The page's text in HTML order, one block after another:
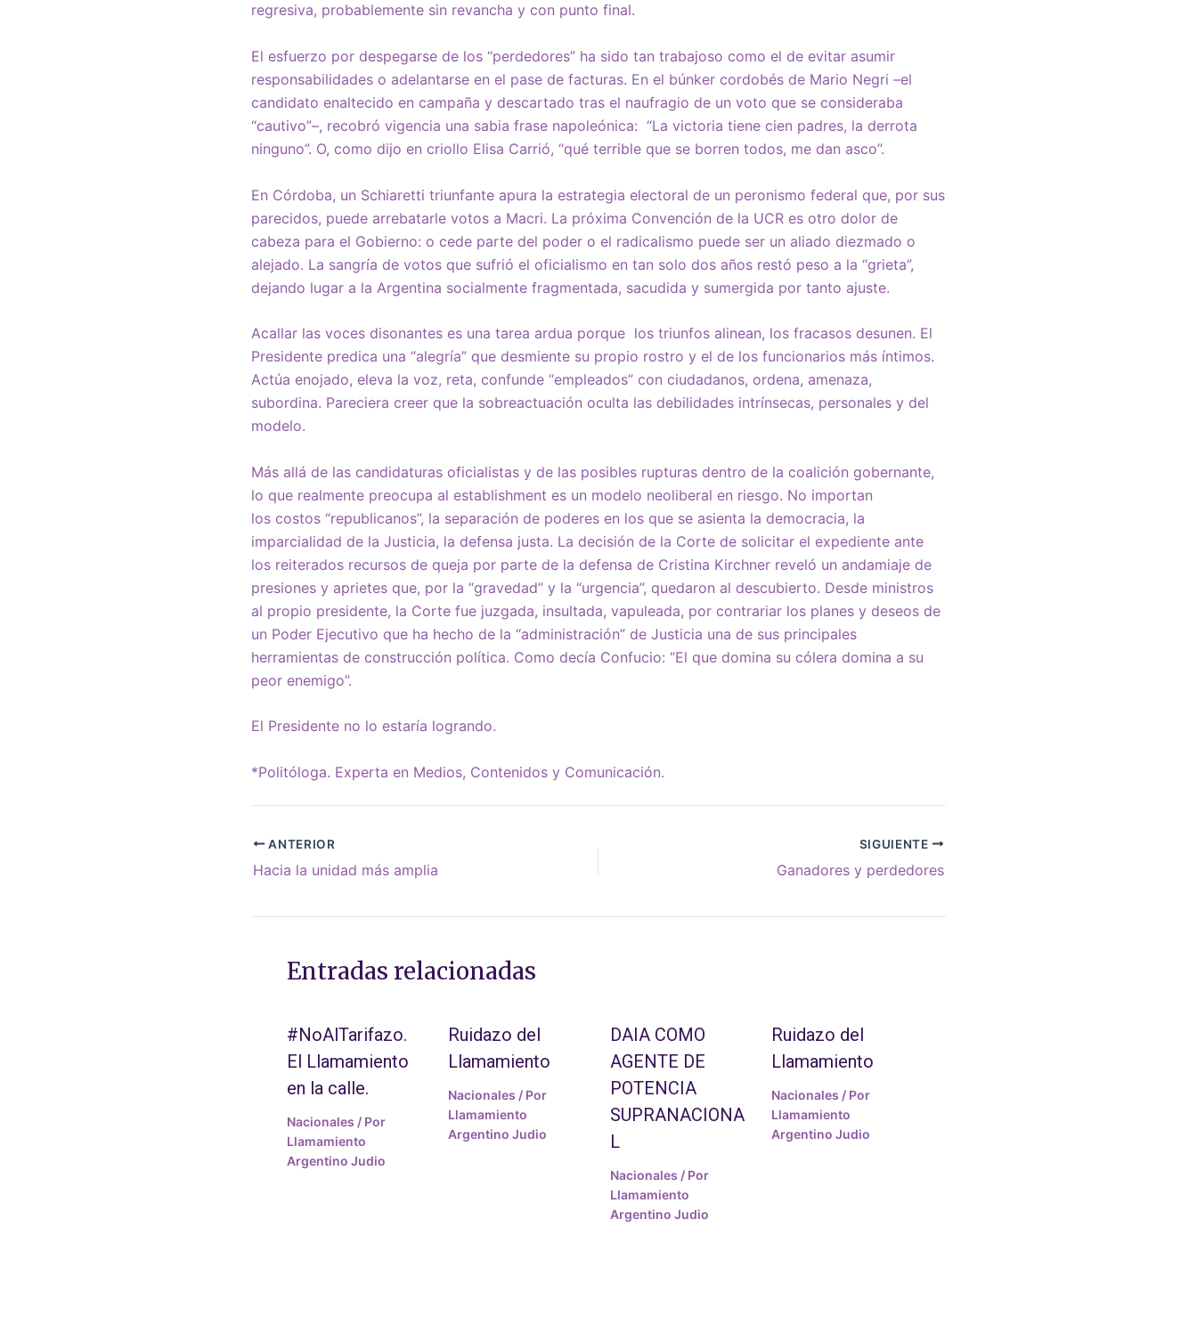
regresiva, probablemente sin revancha y con punto final.
El esfuerzo por despegarse de los “perdedores” ha sido tan trabajoso como el de evitar asumir
responsabilidades o adelantarse en el pase de facturas. En el búnker cordobés de Mario Negri –el
candidato enaltecido en campaña y descartado tras el naufragio de un voto que se consideraba
“cautivo”–, recobró vigencia una sabia frase napoleónica: “La victoria tiene cien padres, la derrota
ninguno”. O, como dijo en criollo Elisa Carrió, “qué terrible que se borren todos, me dan asco”.
En Córdoba, un Schiaretti triunfante apura la estrategia electoral de un peronismo federal que, por sus
parecidos, puede arrebatarle votos a Macri. La próxima Convención de la UCR es otro dolor de
cabeza para el Gobierno: o cede parte del poder o el radicalismo puede ser un aliado diezmado o
alejado. La sangría de votos que sufrió el oficialismo en tan solo dos años restó peso a la “grieta”,
dejando lugar a la Argentina socialmente fragmentada, sacudida y sumergida por tanto ajuste.
Acallar las voces disonantes es una tarea ardua porque los triunfos alinean, los fracasos desunen. El
Presidente predica una “alegría” que desmiente su propio rostro y el de los funcionarios más íntimos.
Actúa enojado, eleva la voz, reta, confunde “empleados” con ciudadanos, ordena, amenaza,
subordina. Pareciera creer que la sobreactuación oculta las debilidades intrínsecas, personales y del
modelo.
Más allá de las candidaturas oficialistas y de las posibles rupturas dentro de la coalición gobernante,
lo que realmente preocupa al establishment es un modelo neoliberal en riesgo. No importan
los costos “republicanos”, la separación de poderes en los que se asienta la democracia, la
imparcialidad de la Justicia, la defensa justa. La decisión de la Corte de solicitar el expediente ante
los reiterados recursos de queja por parte de la defensa de Cristina Kirchner reveló un andamiaje de
presiones y aprietes que, por la “gravedad” y la “urgencia”, quedaron al descubierto. Desde ministros
al propio presidente, la Corte fue juzgada, insultada, vapuleada, por contrariar los planes y deseos de
un Poder Ejecutivo que ha hecho de la “administración” de Justicia una de sus principales
herramientas de construcción política. Como decía Confucio: “El que domina su cólera domina a su
peor enemigo”.
El Presidente no lo estaría logrando.
*Politóloga. Experta en Medios, Contenidos y Comunicación.
ANTERIOR
Hacia la unidad más amplia
SIGUIENTE
Ganadores y perdedores
Entradas relacionadas
#NoAlTarifazo.
El Llamamiento
en la calle.
Nacionales / Por
Llamamiento
Argentino Judio
Ruidazo del
Llamamiento
Nacionales / Por
Llamamiento
Argentino Judio
DAIA COMO
AGENTE DE
POTENCIA
SUPRANACIONA
L
Nacionales / Por
Llamamiento
Argentino Judio
Ruidazo del
Llamamiento
Nacionales / Por
Llamamiento
Argentino Judio